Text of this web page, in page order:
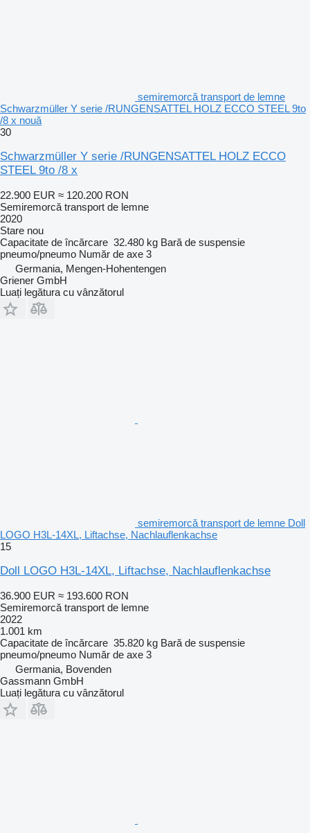
semiremorcă transport de lemne
Schwarzmüller Y serie /RUNGENSATTEL HOLZ ECCO STEEL 9to
/8 x nouă
30
Schwarzmüller Y serie /RUNGENSATTEL HOLZ ECCO
STEEL 9to /8 x
22.900 EUR ≈ 120.200 RON
Semiremorcă transport de lemne
2020
Stare nou
Capacitate de încărcare 32.480 kg Bară de suspensie
pneumo/pneumo Număr de axe 3
Germania, Mengen-Hohentengen
Griener GmbH
Luați legătura cu vânzătorul
semiremorcă transport de lemne Doll
LOGO H3L-14XL, Liftachse, Nachlauflenkachse
15
Doll LOGO H3L-14XL, Liftachse, Nachlauflenkachse
36.900 EUR ≈ 193.600 RON
Semiremorcă transport de lemne
2022
1.001 km
Capacitate de încărcare 35.820 kg Bară de suspensie
pneumo/pneumo Număr de axe 3
Germania, Bovenden
Gassmann GmbH
Luați legătura cu vânzătorul